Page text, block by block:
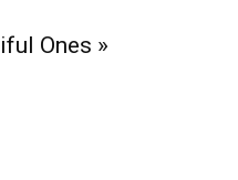
Ones »